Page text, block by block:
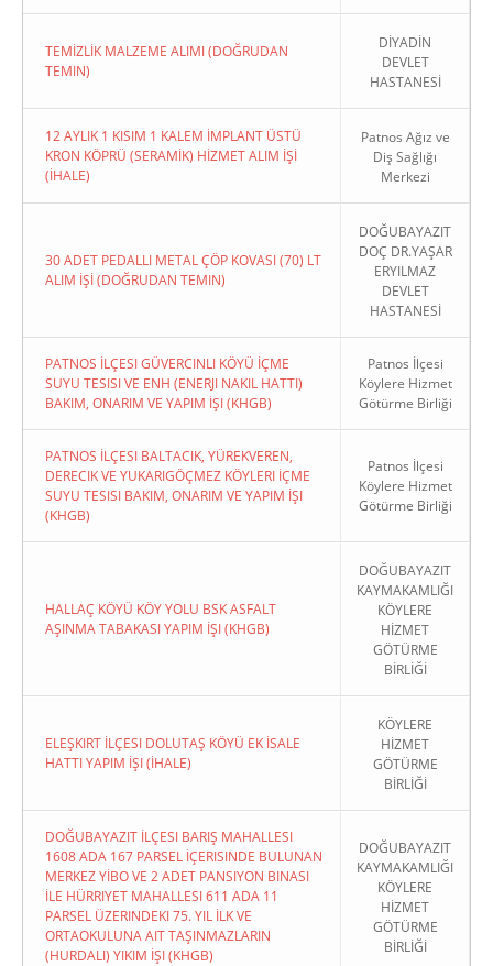
TEMİZLİK MALZEME ALIMI (DOĞRUDAN
TEMIN)
DİYADİN
DEVLET
HASTANESİ
12 AYLIK 1 KISIM 1 KALEM İMPLANT ÜSTÜ
KRON KÖPRÜ (SERAMİK) HİZMET ALIM İŞİ
(İHALE)
Patnos Ağız ve
Diş Sağlığı
Merkezi
30 ADET PEDALLI METAL ÇÖP KOVASI (70) LT
ALIM İŞİ (DOĞRUDAN TEMIN)
DOĞUBAYAZIT
DOÇ DR.YAŞAR
ERYILMAZ
DEVLET
HASTANESİ
PATNOS İLÇESI GÜVERCINLI KÖYÜ İÇME
SUYU TESISI VE ENH (ENERJI NAKIL HATTI)
BAKIM, ONARIM VE YAPIM İŞI (KHGB)
Patnos İlçesi
Köylere Hizmet
Götürme Birliği
PATNOS İLÇESI BALTACIK, YÜREKVEREN,
DERECIK VE YUKARIGÖÇMEZ KÖYLERI İÇME
SUYU TESISI BAKIM, ONARIM VE YAPIM İŞI
(KHGB)
Patnos İlçesi
Köylere Hizmet
Götürme Birliği
HALLAÇ KÖYÜ KÖY YOLU BSK ASFALT
AŞINMA TABAKASI YAPIM İŞI (KHGB)
DOĞUBAYAZIT
KAYMAKAMLIĞI
KÖYLERE
HİZMET
GÖTÜRME
BİRLİĞİ
ELEŞKIRT İLÇESI DOLUTAŞ KÖYÜ EK İSALE
HATTI YAPIM İŞI (İHALE)
KÖYLERE
HİZMET
GÖTÜRME
BİRLİĞİ
DOĞUBAYAZIT İLÇESI BARIŞ MAHALLESI
1608 ADA 167 PARSEL İÇERISINDE BULUNAN
MERKEZ YİBO VE 2 ADET PANSIYON BINASI
İLE HÜRRIYET MAHALLESI 611 ADA 11
PARSEL ÜZERINDEKI 75. YIL İLK VE
ORTAOKULUNA AIT TAŞINMAZLARIN
(HURDALI) YIKIM İŞI (KHGB)
DOĞUBAYAZIT
KAYMAKAMLIĞI
KÖYLERE
HİZMET
GÖTÜRME
BİRLİĞİ